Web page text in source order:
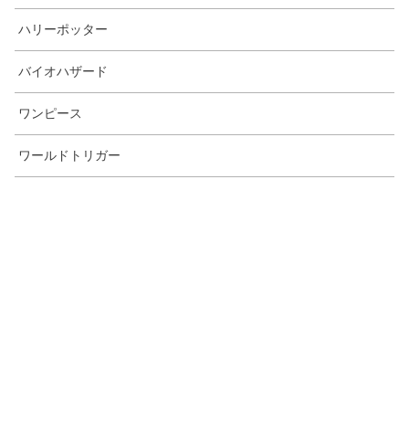
ハリーポッター
バイオハザード
ワンピース
ワールドトリガー